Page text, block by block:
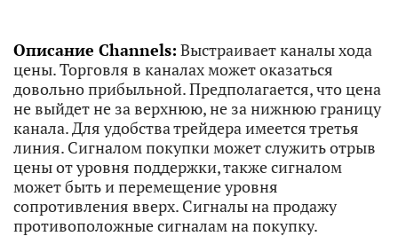
Описание Channels: Выстраивает каналы хода
цены. Торговля в каналах может оказаться
довольно прибыльной. Предполагается, что цена
не выйдет не за верхнюю, не за нижнюю границу
канала. Для удобства трейдера имеется третья
линия. Сигналом покупки может служить отрыв
цены от уровня поддержки, также сигналом
может быть и перемещение уровня
сопротивления вверх. Сигналы на продажу
противоположные сигналам на покупку.